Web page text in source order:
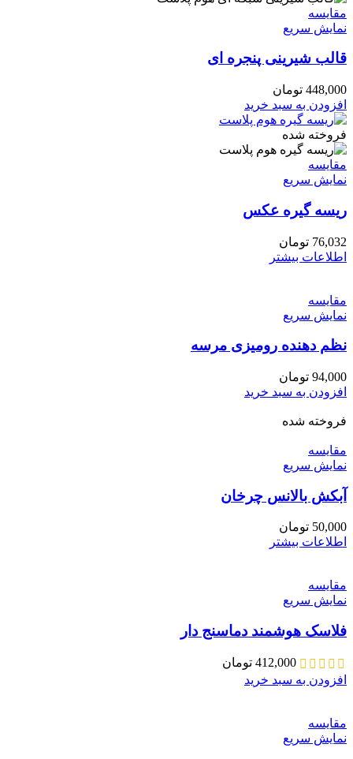
مقايسه
نمایش سریع
قالب شیرینی پنجره ای
448,000 تومان
افزودن به سبد خرید
فروخته شده
مقايسه
نمایش سریع
ریسه گیره عکس
76,032 تومان
اطلاعات بیشتر
مقايسه
نمایش سریع
نظم دهنده رومیزی مرسه
94,000 تومان
افزودن به سبد خرید
فروخته شده
مقايسه
نمایش سریع
آبکش بالانس چرخان
50,000 تومان
اطلاعات بیشتر
مقايسه
نمایش سریع
فلاسک هوشمند دماسنج دار
412,000 تومان
افزودن به سبد خرید
مقايسه
نمایش سریع